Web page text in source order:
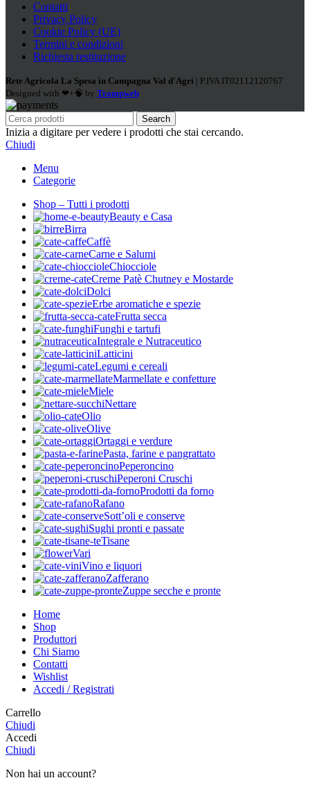
Contatti
Privacy Policy
Cookie Policy (UE)
Termini e condizioni
Richiesta restituzione
Rete Agricola La Spesa in Campagna Val d'Agri | P.IVA IT02112120767
Designed with ❤+🧠 by Trampweb
Search
Inizia a digitare per vedere i prodotti che stai cercando.
Chiudi
Menu
Categorie
Shop – Tutti i prodotti
Beauty e Casa
Birra
Caffè
Carne e Salumi
Chiocciole
Creme Patè Chutney e Mostarde
Dolci
Erbe aromatiche e spezie
Frutta secca
Funghi e tartufi
Integrale e Nutraceutico
Latticini
Legumi e cereali
Marmellate e confetture
Miele
Nettare
Olio
Olive
Ortaggi e verdure
Pasta, farine e pangrattato
Peperoncino
Peperoni Cruschi
Prodotti da forno
Rafano
Sott’oli e conserve
Sughi pronti e passate
Tisane
Vari
Vino e liquori
Zafferano
Zuppe secche e pronte
Home
Shop
Produttori
Chi Siamo
Contatti
Wishlist
Accedi / Registrati
Carrello
Chiudi
Accedi
Chiudi
Non hai un account?